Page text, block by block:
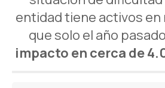
entidad tiene activos
que solo el año
impacto en cerca de